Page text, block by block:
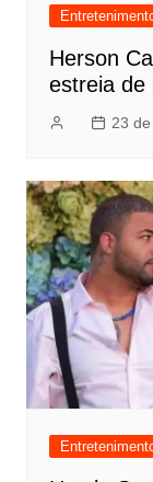
Herson
estreia de
23